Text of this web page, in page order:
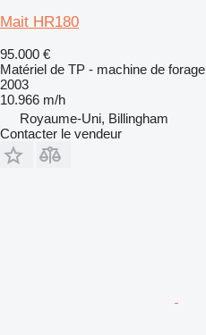
Mait HR180
95.000 €
Matériel de TP - machine de forage
2003
10.966 m/h
Royaume-Uni, Billingham
Contacter le vendeur